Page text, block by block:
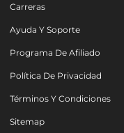
Carreras
Ayuda Y Soporte
Programa De Afiliado
Política De Privacidad
Términos Y Condiciones
Sitemap